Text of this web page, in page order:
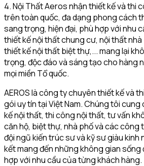
4. Nội Thất Aeros nhận thiết kế và thi
trên toàn quốc, đa dạng phong cách
sang trọng, hiện đại, phù hợp với nhu
thiết kế nội thất chung cư, nội thất
thiết kế nội thất biệt thự,... mang lại
trọng, độc đáo và sáng tạo cho hàng
mọi miền Tổ quốc.
AEROS là công ty chuyên thiết kế và
gói uy tín tại Việt Nam. Chúng tôi
kế nội thất, thi công nội thất, tư vấn
căn hộ, biệt thự, nhà phố và các công
đội ngũ kiến trúc sư và kỹ sư giàu kinh
kết mang đến những không gian sống
hợp với nhu cầu của từng khách hàng.